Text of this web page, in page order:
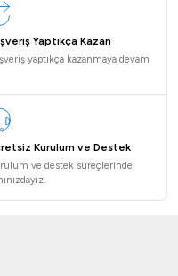
tezgahlarınıza veya
edilebilen kompakt ve
nedeniyle
mükemmeldir.
göre tek
1/1, 1/2, 1/3 vb.)
benmarileri
Edilmelidir?
doğrudan etkiler.
ekipmanın üretildiği
paslanmaz çelik, hem
Yaptıkça Kazan
yaptıkça kazanmaya devam
Kurulum ve Destek
ve destek süreçlerinde